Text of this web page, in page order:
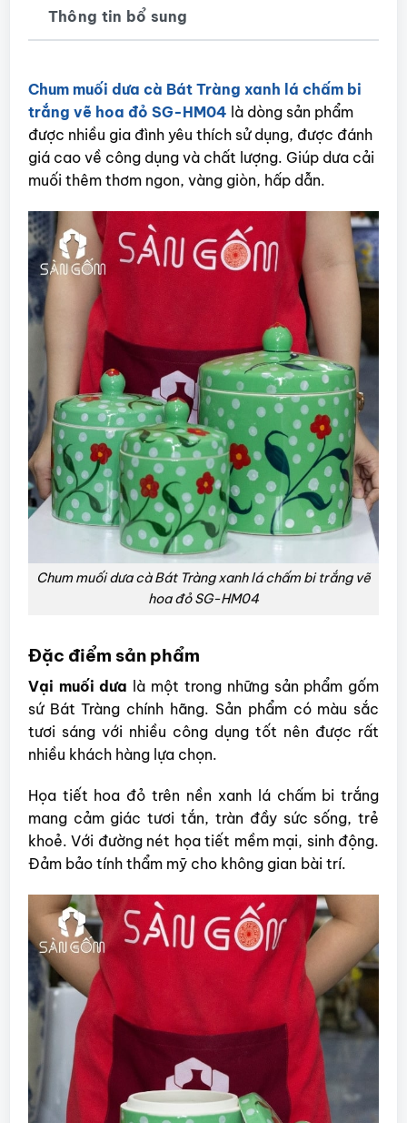
Thông tin bổ sung
Chum muối dưa cà Bát Tràng xanh lá chấm bi
trắng vẽ hoa đỏ SG-HM04 là dòng sản phẩm
được nhiều gia đình yêu thích sử dụng, được đánh
giá cao về công dụng và chất lượng. Giúp dưa cải
muối thêm thơm ngon, vàng giòn, hấp dẫn.
Chum muối dưa cà Bát Tràng xanh lá chấm bi trắng vẽ
hoa đỏ SG-HM04
Đặc điểm sản phẩm
Vại muối dưa là một trong những sản phẩm gốm
sứ Bát Tràng chính hãng. Sản phẩm có màu sắc
tươi sáng với nhiều công dụng tốt nên được rất
nhiều khách hàng lựa chọn.
Họa tiết hoa đỏ trên nền xanh lá chấm bi trắng
mang cảm giác tươi tắn, tràn đầy sức sống, trẻ
khoẻ. Với đường nét họa tiết mềm mại, sinh động.
Đảm bảo tính thẩm mỹ cho không gian bài trí.